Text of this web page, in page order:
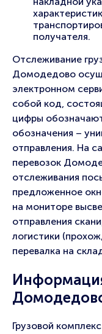
получателя.
Отслеживание
Домодедово
электронном
собой код,
цифры
обозначения –
отправления. На
перевозок
отслеживания
предложенное
на мониторе
отправления
логистики
перевалка на
Грузовой